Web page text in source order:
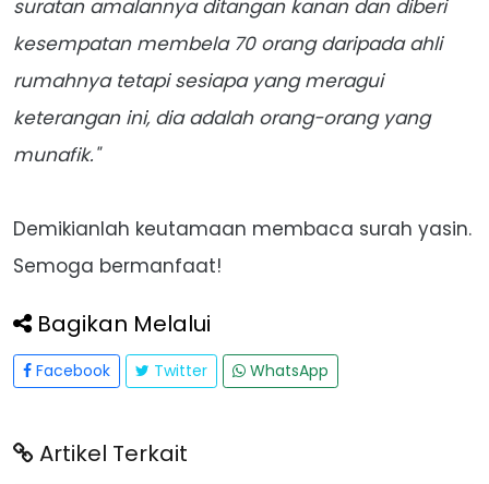
suratan amalannya ditangan kanan dan diberi
kesempatan membela 70 orang daripada ahli
rumahnya tetapi sesiapa yang meragui
keterangan ini, dia adalah orang-orang yang
munafik."
Demikianlah keutamaan membaca surah yasin.
Semoga bermanfaat!
Bagikan Melalui
Facebook Twitter WhatsApp
Artikel Terkait